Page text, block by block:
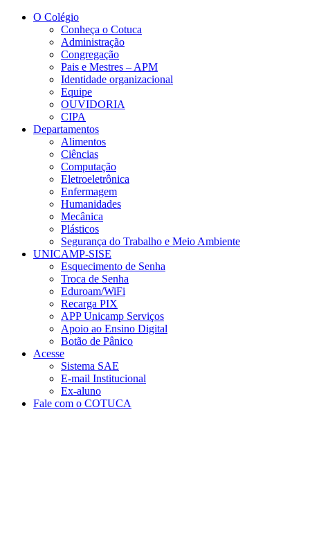
Conteúdo principal
O Colégio
Conheça o Cotuca
Administração
Congregação
Pais e Mestres – APM
Identidade organizacional
Equipe
OUVIDORIA
CIPA
Departamentos
Alimentos
Ciências
Computação
Eletroeletrônica
Enfermagem
Humanidades
Mecânica
Plásticos
Segurança do Trabalho e Meio Ambiente
UNICAMP-SISE
Esquecimento de Senha
Troca de Senha
Eduroam/WiFi
Recarga PIX
APP Unicamp Serviços
Apoio ao Ensino Digital
Botão de Pânico
Acesse
Sistema SAE
E-mail Institucional
Ex-aluno
Fale com o COTUCA